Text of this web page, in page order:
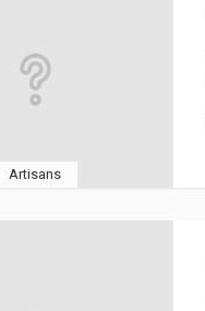
Artisans